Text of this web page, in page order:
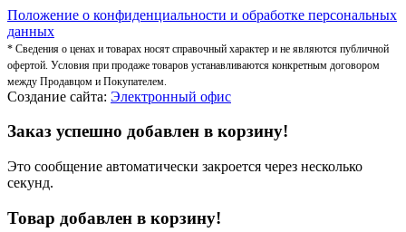
Положение о конфиденциальности и обработке персональных
данных
* Сведения о ценах и товарах носят справочный характер и не являются публичной
офертой. Условия при продаже товаров устанавливаются конкретным договором
между Продавцом и Покупателем.
Создание сайта: Электронный офис
Заказ успешно добавлен в корзину!
Это сообщение автоматически закроется через несколько
секунд.
Товар добавлен в корзину!